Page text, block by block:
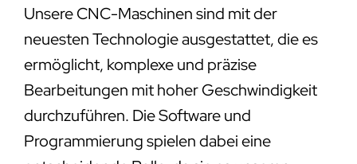
Unsere CNC-Maschinen sind mit der
neuesten Technologie ausgestattet, die es
ermöglicht, komplexe und präzise
Bearbeitungen mit hoher Geschwindigkeit
durchzuführen. Die Software und
Programmierung spielen dabei eine